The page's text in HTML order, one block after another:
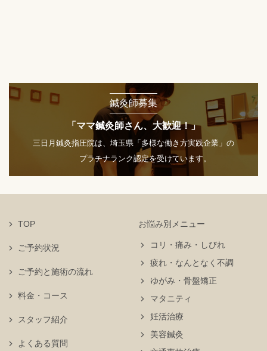
鍼灸師募集
「ママ鍼灸師さん、大歓迎！」
三日月鍼灸指圧院は、埼玉県「多様な働き方実践企業」の
プラチナランク認定を受けています。
TOP
ご予約状況
お悩み別メニュー
コリ・痛み・しびれ
疲れ・なんとなく不調
ゆがみ・骨盤矯正
マタニティ
妊活治療
美容鍼灸
ご予約と施術の流れ
料金・コース
スタッフ紹介
よくある質問